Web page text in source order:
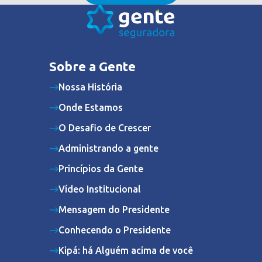
Sobre a Gente
Nossa História
Onde Estamos
O Desafio de Crescer
Administrando a gente
Princípios da Gente
Vídeo Institucional
Mensagem do Presidente
Conhecendo o Presidente
Kipá: há Alguém acima de você